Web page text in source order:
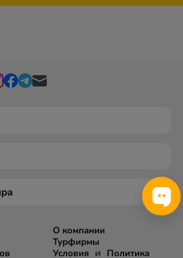
О компании
Турфирмы
Условияи Политика